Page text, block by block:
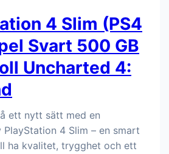
4 Slim (PS4
Svart 500 GB
Uncharted 4:
ett nytt sätt med en
4 Slim – en smart
ha kvalitet, trygghet och ett